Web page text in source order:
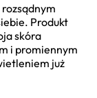
Produkt
skóra
i promiennym
już